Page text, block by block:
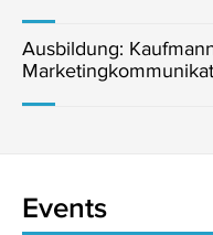
Ausbildung:
Events